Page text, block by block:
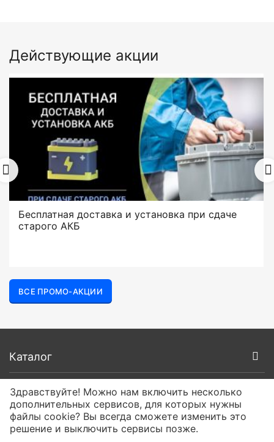
Действующие акции
Бесплатная доставка и установка при сдаче
старого АКБ
ВСЕ ПРОМО-АКЦИИ
Каталог
Покупателям
О компании
Здравствуйте! Можно нам включить несколько
дополнительных сервисов, для которых нужны
файлы cookie? Вы всегда сможете изменить это
решение и выключить сервисы позже.